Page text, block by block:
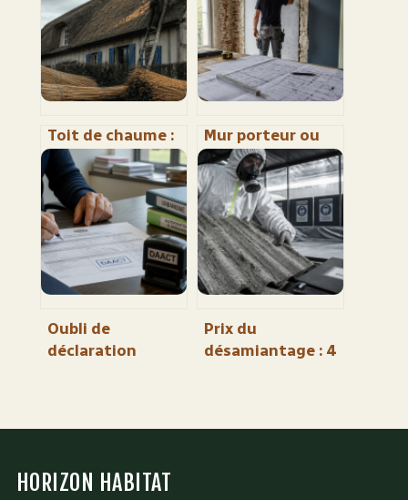
Toit de chaume :
50 ans de
longévité grâce à
la pente,
l’épaisseur et
l’entretien
Mur porteur ou
cloison : 3 tests
infaillibles et
l’indice des 15 cm
pour sécuriser
vos travaux
Oubli de
déclaration
de 300 000 € ?
Prix du
désamiantage : 4
HORIZON HABITAT